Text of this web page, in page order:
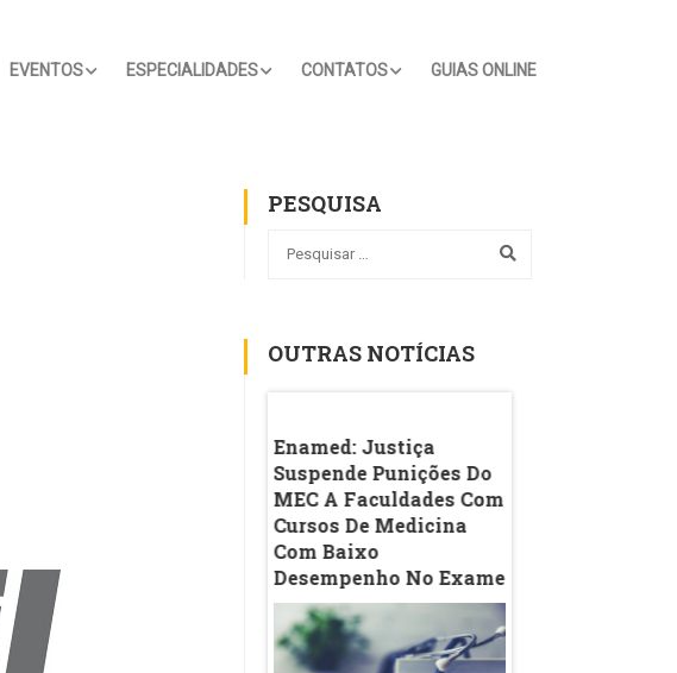
EVENTOS ESPECIALIDADES CONTATOS GUIAS ONLINE
PESQUISA
OUTRAS NOTÍCIAS
Enamed: Justiça
Suspende Punições Do
MEC A Faculdades Com
Cursos De Medicina
Com Baixo
Desempenho No Exame